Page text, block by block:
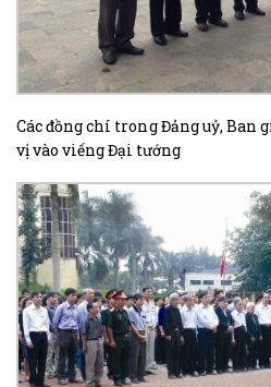
Các đồng chí trong Đảng uỷ, Ban
vị vào viếng Đại tướng